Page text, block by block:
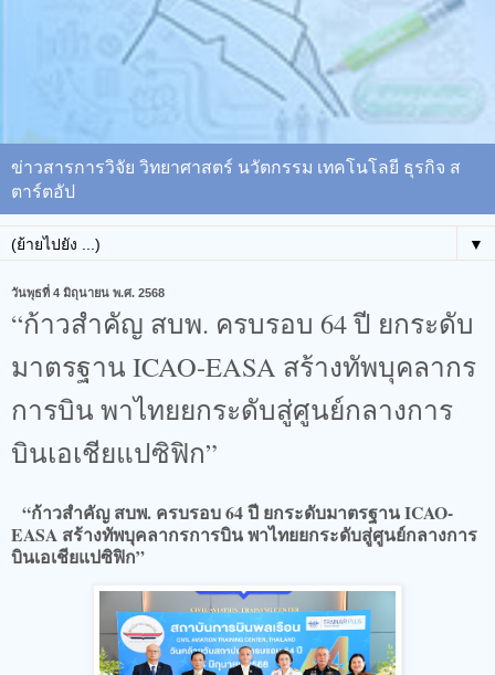
ข่าวสารการวิจัย วิทยาศาสตร์ นวัตกรรม เทคโนโลยี ธุรกิจ ส
ตาร์ตอัป
▼
วันพุธที่ 4 มิถุนายน พ.ศ. 2568
“ก้าวสำคัญ สบพ. ครบรอบ 64 ปี ยกระดับ
มาตรฐาน ICAO-EASA สร้างทัพบุคลากร
การบิน พาไทยยกระดับสู่ศูนย์กลางการ
บินเอเชียแปซิฟิก”
“ก้าวสำคัญ สบพ. ครบรอบ 64 ปี ยกระดับมาตรฐาน ICAO-
EASA สร้างทัพบุคลากรการบิน พาไทยยกระดับสู่ศูนย์กลางการ
บินเอเชียแปซิฟิก”